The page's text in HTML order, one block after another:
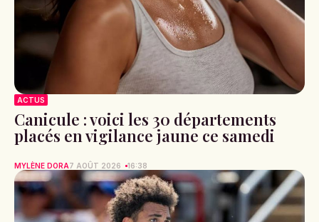
ACTUS
Canicule : voici les 30 départements
placés en vigilance jaune ce samedi
MYLÈNE DORA7 AOÛT 2026 16:38